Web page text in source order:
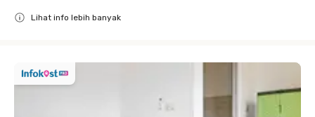
Lihat info lebih banyak